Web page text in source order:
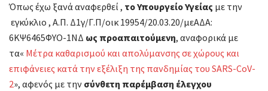
Όπως έχω ξανά αναφερθεί , το Υπουργείο Υγείας με την
εγκύκλιο , Α.Π. Δ1γ/Γ.Π/οικ 19954/20.03.20/μεΑΔΑ:
6ΚΨ6465ΦΥΟ-1ΝΔ ως προαπαιτούμενη, αναφορικά με
τα« Μέτρα καθαρισμού και απολύμανσης σε χώρους και
επιφάνειες κατά την εξέλιξη της πανδημίας του SARS-CoV-
2», αφενός με την σύνθετη παρέμβαση έλεγχου